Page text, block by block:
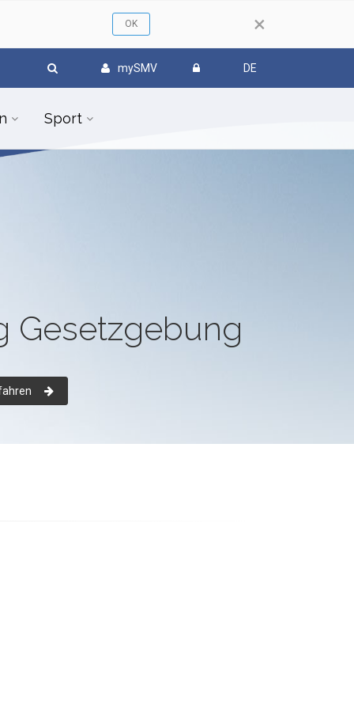
×
mySMV DE
Sport
Gesetzgebung